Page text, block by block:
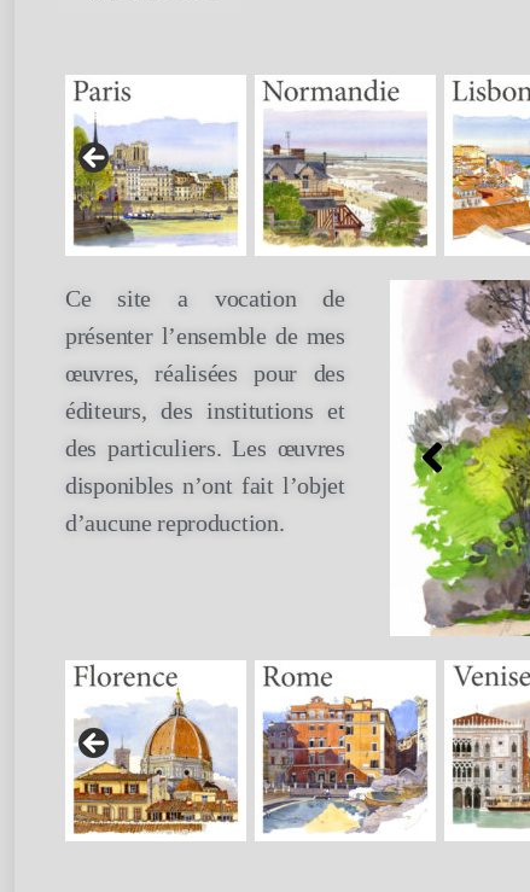
Ce site a vocation de
présenter l’ensemble demes
œuvres, réalisées pour des
éditeurs, des institutions et
des particuliers. Les œuvres
disponibles n’ont fait l’objet
d’aucune reproduction.